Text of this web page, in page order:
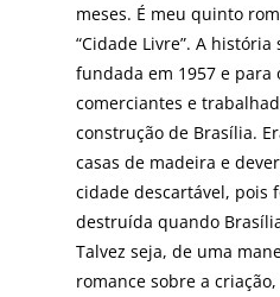
meses. É meu quinto
“Cidade Livre”. A
fundada em 1957 e para
comerciantes e
construção de Brasília.
casas de madeira e
cidade descartável, pois
destruída quando
Talvez seja, de uma
romance sobre a